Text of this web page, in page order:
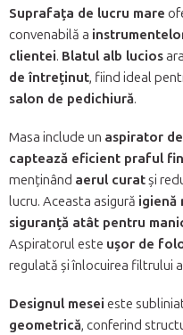
Suprafața de lucru mare
convenabilă a
clientei. Blatul alb lucios
de întreținut, fiind ideal
salon de pedichiură.
Masa include un aspirator
captează eficient praful
menținând aerul curatși
lucru. Aceasta asigură igienă
siguranță atât pentru
Aspiratorul este ușor de
regulată și înlocuirea filtrului
Designul mesei este
geometrică, conferind